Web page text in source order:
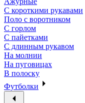
С короткими рукавами
Поло с воротником
С горлом
С пайетками
С длинным рукавом
На молнии
На пуговицах
В полоску
Футболки